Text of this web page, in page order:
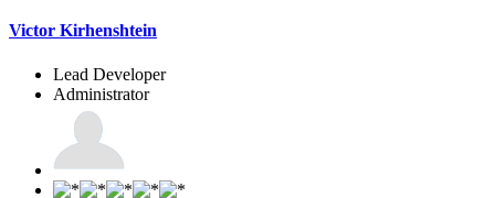
Victor Kirhenshtein
Lead Developer
Administrator